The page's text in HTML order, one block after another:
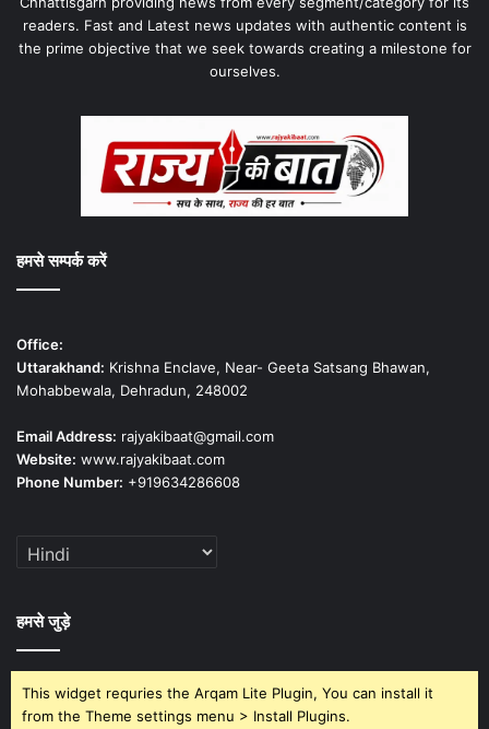
readers. Fast and Latest news updates with authentic content is
the prime objective that we seek towards creating a milestone for
ourselves.
हमसे सम्पर्क करें
Office:
Uttarakhand: Krishna Enclave, Near- Geeta Satsang Bhawan,
Mohabbewala, Dehradun, 248002
Email Address: rajyakibaat@gmail.com
Website: www.rajyakibaat.com
Phone Number: +919634286608
हमसे जुड़े
This widget requries the Arqam Lite Plugin, You can install it
from the Theme settings menu > Install Plugins.